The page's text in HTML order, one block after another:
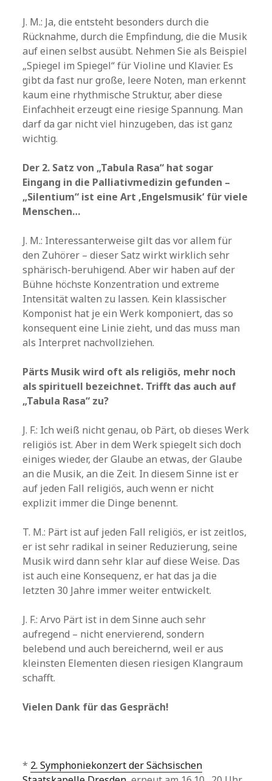
J. M.: Ja, die entsteht besonders durch die
Rücknahme, durch die Empfindung, die die Musik
auf einen selbst ausübt. Nehmen Sie als Beispiel
„Spiegel im Spiegel“ für Violine und Klavier. Es
gibt da fast nur große, leere Noten, man erkennt
kaum eine rhythmische Struktur, aber diese
Einfachheit erzeugt eine riesige Spannung. Man
darf da gar nicht viel hinzugeben, das ist ganz
wichtig.
Der 2. Satz von „Tabula Rasa“ hat sogar
Eingang in die Palliativmedizin gefunden –
„Silentium“ ist eine Art ‚Engelsmusik‘ für viele
Menschen…
J. M.: Interessanterweise gilt das vor allem für
den Zuhörer – dieser Satz wirkt wirklich sehr
sphärisch-beruhigend. Aber wir haben auf der
Bühne höchste Konzentration und extreme
Intensität walten zu lassen. Kein klassischer
Komponist hat je ein Werk komponiert, das so
konsequent eine Linie zieht, und das muss man
als Interpret nachvollziehen.
Pärts Musik wird oft als religiös, mehr noch
als spirituell bezeichnet. Trifft das auch auf
„Tabula Rasa“ zu?
J. F.: Ich weiß nicht genau, ob Pärt, ob dieses Werk
religiös ist. Aber in dem Werk spiegelt sich doch
einiges wieder, der Glaube an etwas, der Glaube
an die Musik, an die Zeit. In diesem Sinne ist er
auf jeden Fall religiös, auch wenn er nicht
explizit immer die Dinge benennt.
T. M.: Pärt ist auf jeden Fall religiös, er ist zeitlos,
er ist sehr radikal in seiner Reduzierung, seine
Musik wird dann sehr klar auf diese Weise. Das
ist auch eine Konsequenz, er hat das ja die
letzten 30 Jahre immer weiter entwickelt.
J. F.: Arvo Pärt ist in dem Sinne auch sehr
aufregend – nicht enervierend, sondern
belebend und auch bereichernd, weil er aus
kleinsten Elementen diesen riesigen Klangraum
schafft.
Vielen Dank für das Gespräch!
* 2. Symphoniekonzert der Sächsischen